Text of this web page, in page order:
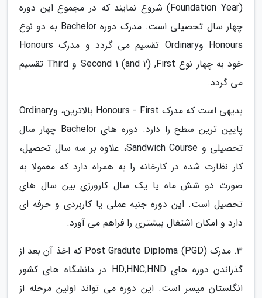
(Foundation Year) شروع نمایند که در مجموع این دوره
چهار سال تحصیلی است. مدرک دوره Bachelor به دو نوع
Honours وOrdinary تقسیم می گردد و مدرک Honours
خود به چهار نوع Second 1 (and 2) ,First و Third تقسیم
می گردد.
بدیهی است که مدرک Honours - First بالاترین، وOrdinary
پایین ترین سطح را دارد. دوره های Bachelor چهار سال
تحصیلی و Sandwich Course، علاوه بر سه سال تحصیل،
کار نظارت شده در کارخانه را به همراه دارد که معمولا به
صورت دو شش ماه یا یک سال کارورزی بین سال های
تحصیل است. این دوره جنبه عملی یا کاربردی و حرفه ای
دارد و امکان اشتغال بیشتری را فراهم می آورد.
3. مدرک (Post Gradute Diploma (PGD که اخذ آن بعد از
گذراندن دوره های HD,HNC,HND در دانشگاه های کشور
انگلستان میسر است. این دوره می تواند اولین مرحله از